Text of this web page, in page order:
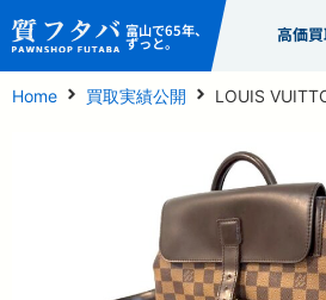
富山で65年、
ずっと。 高価
Home 買取実績公開 LOUIS